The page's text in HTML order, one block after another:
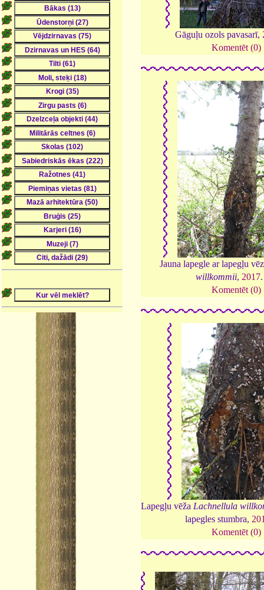
Gāguļu ozols pavasarī,
Komentēt (0)
Jauna lapegle ar lapegļu
willkommii, 2017
Komentēt (0)
Lapegļu vēža Lachnellula
lapegles stumbra,
Komentēt (0)